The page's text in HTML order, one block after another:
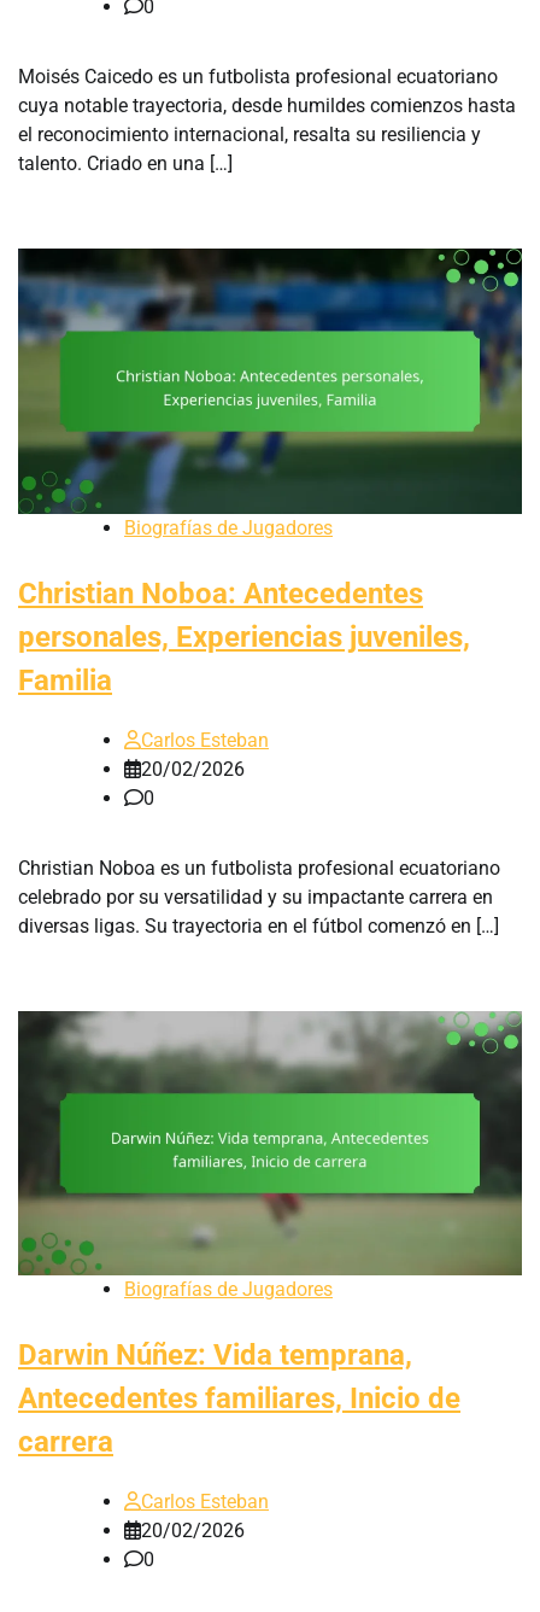
0
Moisés Caicedo es un futbolista profesional ecuatoriano
cuya notable trayectoria, desde humildes comienzos hasta
el reconocimiento internacional, resalta su resiliencia y
talento. Criado en una […]
Biografías de Jugadores
Christian Noboa: Antecedentes
personales, Experiencias juveniles,
Familia
Carlos Esteban
20/02/2026
0
Christian Noboa es un futbolista profesional ecuatoriano
celebrado por su versatilidad y su impactante carrera en
diversas ligas. Su trayectoria en el fútbol comenzó en […]
Biografías de Jugadores
Darwin Núñez: Vida temprana,
Antecedentes familiares, Inicio de
carrera
Carlos Esteban
20/02/2026
0